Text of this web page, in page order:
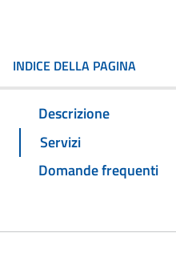
INDICE DELLA PAGINA
Descrizione
Servizi
Domande frequenti